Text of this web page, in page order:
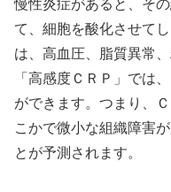
慢性炎症があると、そ
て、細胞を酸化させて
は、高血圧、脂質異常
「高感度ＣＲＰ」では
ができます。つまり、
こかで微小な組織障害
とが予測されます。